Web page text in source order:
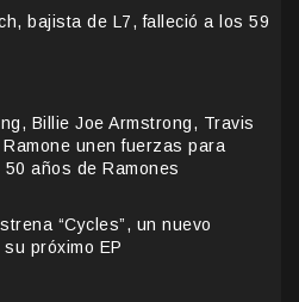
bajista de L7, falleció a los 59
Billie Joe Armstrong, Travis
unen fuerzas para
años de Ramones
“Cycles”, un nuevo
próximo EP